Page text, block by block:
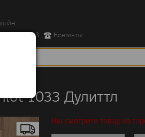
корпус 3
Контакты
1033 Дулиттл
Вы смотрите товар из